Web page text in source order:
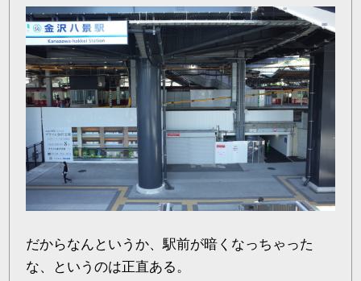
だからなんというか、駅前が暗くなっちゃった
な、というのは正直ある。